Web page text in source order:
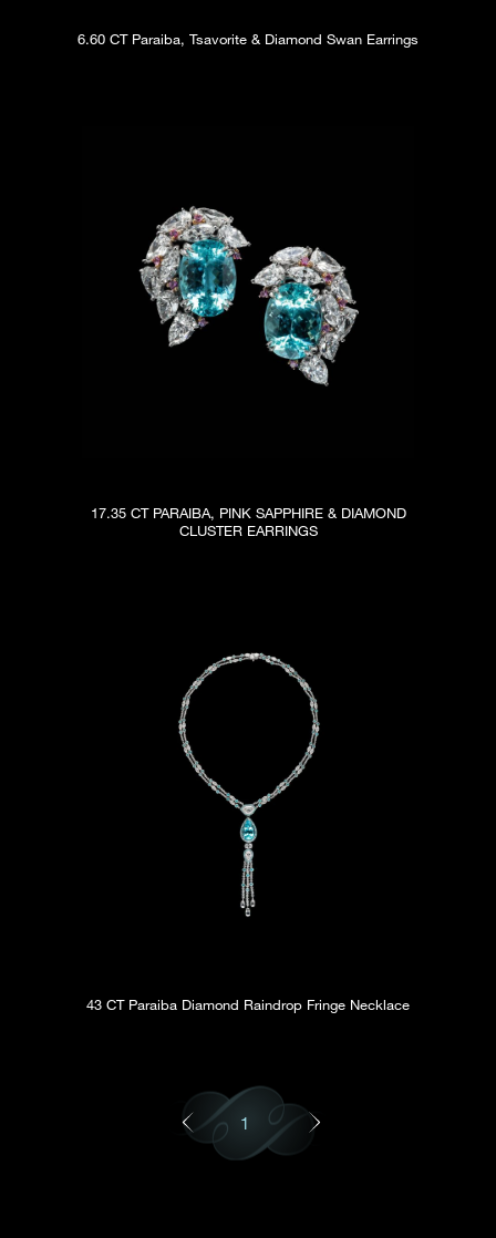
6.60 CT Paraiba, Tsavorite & Diamond Swan Earrings
17.35 CT PARAIBA, PINK SAPPHIRE & DIAMOND
CLUSTER EARRINGS
43 CT Paraiba Diamond Raindrop Fringe Necklace
1